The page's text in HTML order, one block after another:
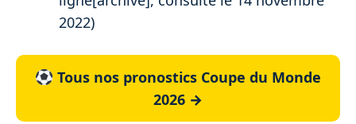
2022)
Tous nos pronostics Coupe du Monde
2026 →